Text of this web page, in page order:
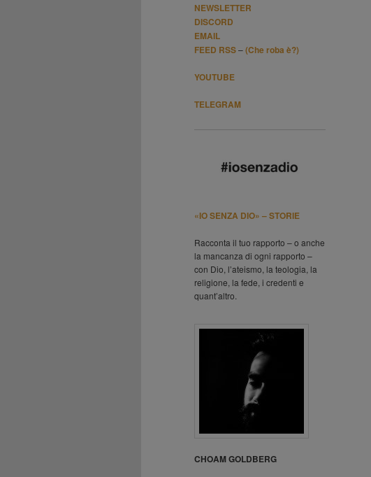
contenuto
principale
NEWSLETTER
DISCORD
EMAIL
FEED RSS–(Che roba è?)
YOUTUBE
TELEGRAM
«IO SENZA DIO» – STORIE
Racconta il tuo rapporto – o anche
la mancanza di ogni rapporto –
con Dio, l’ateismo, la teologia, la
religione, la fede, i credenti e
quant’altro.
CHOAM GOLDBERG